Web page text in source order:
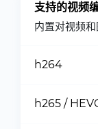
支持的视频
内置对视频
h264
h265 /